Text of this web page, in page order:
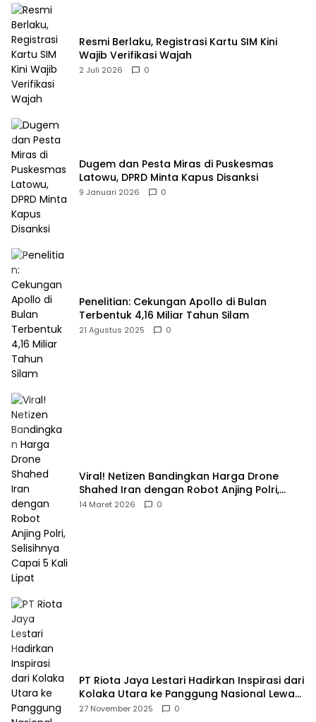
Resmi Berlaku, Registrasi Kartu SIM Kini
Wajib Verifikasi Wajah
2 Juli 2026 0
Dugem dan Pesta Miras di Puskesmas
Latowu, DPRD Minta Kapus Disanksi
9 Januari 2026 0
Penelitian: Cekungan Apollo di Bulan
Terbentuk 4,16 Miliar Tahun Silam
21 Agustus 2025 0
Viral! Netizen Bandingkan Harga Drone
Shahed Iran dengan Robot Anjing Polri,
Selisihnya Capai 5 Kali Lipat
14 Maret 2026 0
PT Riota Jaya Lestari Hadirkan Inspirasi dari
Kolaka Utara ke Panggung Nasional Lewat
Dua Penghargaan Bergengsi
27 November 2025 0